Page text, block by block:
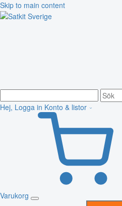
Skip to main content
Hej, Logga in Konto & listor
Varukorg